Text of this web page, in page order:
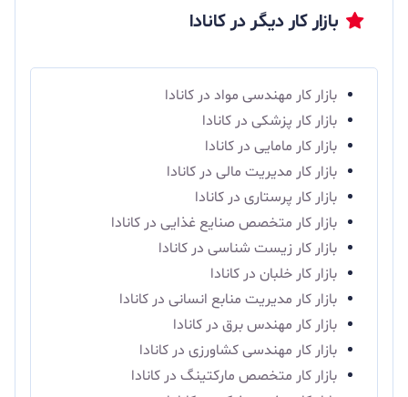
بازار کار دیگر در کانادا
بازار کار مهندسی مواد در کانادا
بازار کار پزشکی در کانادا
بازار کار مامایی در کانادا
بازار کار مدیریت مالی در کانادا
بازار کار پرستاری در کانادا
بازار کار متخصص صنایع غذایی در کانادا
بازار کار زیست شناسی در کانادا
بازار کار خلبان در کانادا
بازار کار مدیریت منابع انسانی در کانادا
بازار کار مهندس برق در کانادا
بازار کار مهندسی کشاورزی در کانادا
بازار کار متخصص مارکتینگ در کانادا